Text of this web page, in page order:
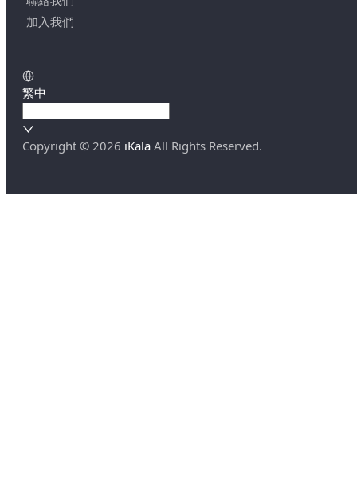
加入我們
繁中
Copyright © 2026 iKala All Rights Reserved.